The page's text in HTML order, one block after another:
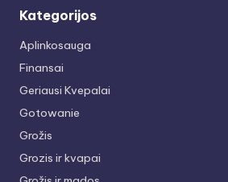
Kategorijos
Aplinkosauga
Finansai
Geriausi Kvepalai
Gotowanie
Grožis
Grozis ir kvapai